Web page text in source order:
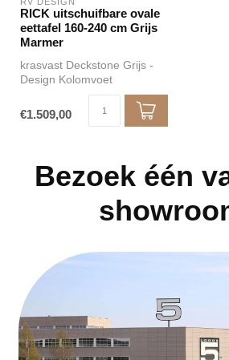
RICK uitschuifbare ovale
eettafel 160-240 cm Grijs
Marmer
krasvast Deckstone Grijs -
Design Kolomvoet
€1.509,00
Bezoek één